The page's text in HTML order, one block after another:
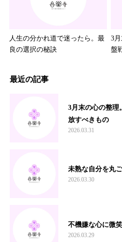
人生の分かれ道で迷ったら。最
良の選択の秘訣
3
盤
最近の記事
3月末の心の整理
放すべきもの
2026.03.31
未熟な自分を丸
2026.03.30
不機嫌な心に微
2026.03.29